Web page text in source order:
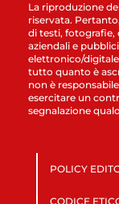
La riproduzione
riservata.
di testi,
aziendali e
elettronico/
tutto quanto è
non è
esercitare un
segnalazione
POLICY
CODICE